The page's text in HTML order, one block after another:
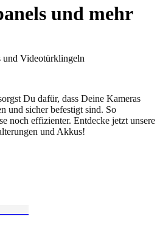
und mehr
und Videotürklingeln
Du dafür, dass Deine Kameras
und sicher befestigt sind. So
noch effizienter. Entdecke jetzt unsere
und Akkus!